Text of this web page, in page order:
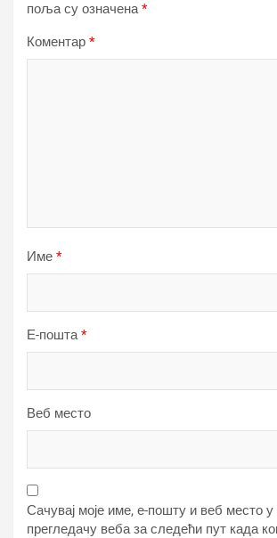
поља су означена*
Коментар *
Име *
Е-пошта*
Веб место
Сачувај моје име, е-пошту и веб место
прегледачу веба за следећи пут када